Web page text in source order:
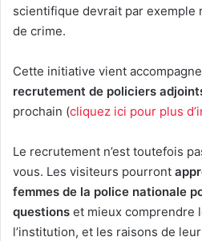
scientifique devrait par exemple
de crime.
Cette initiative vient
recrutement de policiers
prochain (cliquez ici pour plus
Le recrutement n’est toutefois
vous. Les visiteurs pourront
femmes de la police nationale
questions et mieux comprendre
l’institution, et les raisons de